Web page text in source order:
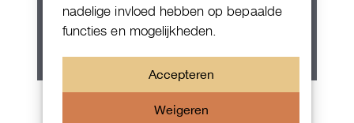
nadelige invloed hebben op bepaalde
functies en mogelijkheden.
Accepteren
Weigeren
Rolex Oyster Perpetual 36